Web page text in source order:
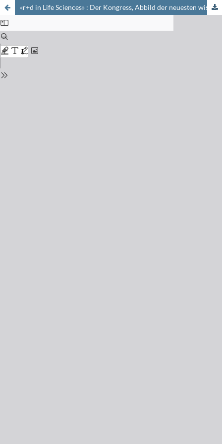
«r+d in Life Sciences» : Der Kongress, Abbild der neuesten wissenschaftlichen Trends – Ein wesentlicher Beitrag der Schweizerischen Chemischen Gesellschaft